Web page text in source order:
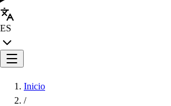
ES
Inicio
/